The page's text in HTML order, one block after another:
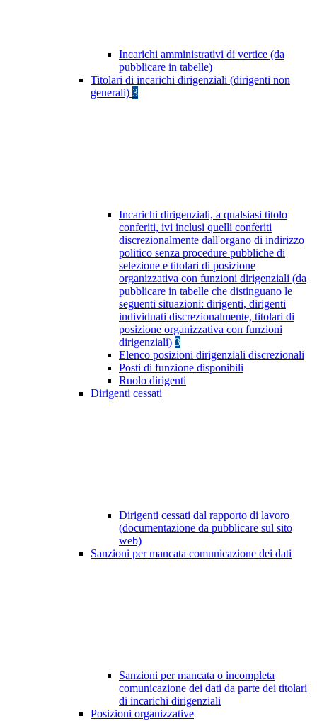
Incarichi amministrativi di vertice (da
pubblicare in tabelle)
Titolari di incarichi dirigenziali (dirigenti non
generali) 3
Incarichi dirigenziali, a qualsiasi titolo
conferiti, ivi inclusi quelli conferiti
discrezionalmente dall'organo di indirizzo
politico senza procedure pubbliche di
selezione e titolari di posizione
organizzativa con funzioni dirigenziali (da
pubblicare in tabelle che distinguano le
seguenti situazioni: dirigenti, dirigenti
individuati discrezionalmente, titolari di
posizione organizzativa con funzioni
dirigenziali) 3
Elenco posizioni dirigenziali discrezionali
Posti di funzione disponibili
Ruolo dirigenti
Dirigenti cessati
Dirigenti cessati dal rapporto di lavoro
(documentazione da pubblicare sul sito
web)
Sanzioni per mancata comunicazione dei dati
Sanzioni per mancata o incompleta
comunicazione dei dati da parte dei titolari
di incarichi dirigenziali
Posizioni organizzative